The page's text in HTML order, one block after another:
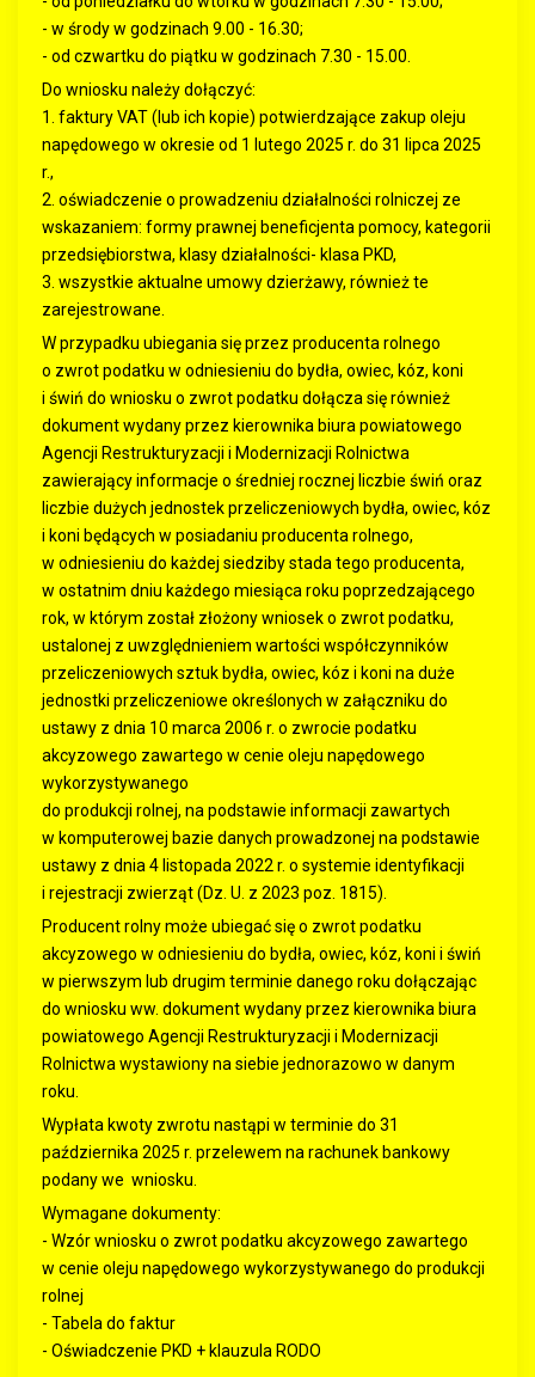
- w środy w godzinach 9.00 - 16.30;
- od czwartku do piątku w godzinach 7.30 - 15.00.
Do wniosku należy dołączyć:
1. faktury VAT (lub ich kopie) potwierdzające zakup oleju
napędowego w okresie od 1 lutego 2025 r. do 31 lipca 2025
r.,
2. oświadczenie o prowadzeniu działalności rolniczej ze
wskazaniem: formy prawnej beneficjenta pomocy, kategorii
przedsiębiorstwa, klasy działalności- klasa PKD,
3. wszystkie aktualne umowy dzierżawy, również te
zarejestrowane.
W przypadku ubiegania się przez producenta rolnego
o zwrot podatku w odniesieniu do bydła, owiec, kóz, koni
i świń do wniosku o zwrot podatku dołącza się również
dokument wydany przez kierownika biura powiatowego
Agencji Restrukturyzacji i Modernizacji Rolnictwa
zawierający informacje o średniej rocznej liczbie świń oraz
liczbie dużych jednostek przeliczeniowych bydła, owiec, kóz
i koni będących w posiadaniu producenta rolnego,
w odniesieniu do każdej siedziby stada tego producenta,
w ostatnim dniu każdego miesiąca roku poprzedzającego
rok, w którym został złożony wniosek o zwrot podatku,
ustalonej z uwzględnieniem wartości współczynników
przeliczeniowych sztuk bydła, owiec, kóz i koni na duże
jednostki przeliczeniowe określonych w załączniku do
ustawy z dnia 10 marca 2006 r. o zwrocie podatku
akcyzowego zawartego w cenie oleju napędowego
wykorzystywanego
do produkcji rolnej, na podstawie informacji zawartych
w komputerowej bazie danych prowadzonej na podstawie
ustawy z dnia 4 listopada 2022 r. o systemie identyfikacji
i rejestracji zwierząt (Dz. U. z 2023 poz. 1815).
Producent rolny może ubiegać się o zwrot podatku
akcyzowego w odniesieniu do bydła, owiec, kóz, koni i świń
w pierwszym lub drugim terminie danego roku dołączając
do wniosku ww. dokument wydany przez kierownika biura
powiatowego Agencji Restrukturyzacji i Modernizacji
Rolnictwa wystawiony na siebie jednorazowo w danym
roku.
Wypłata kwoty zwrotu nastąpi w terminie do 31
października 2025 r. przelewem na rachunek bankowy
podany we wniosku.
Wymagane dokumenty:
- Wzór wniosku o zwrot podatku akcyzowego zawartego
w cenie oleju napędowego wykorzystywanego do produkcji
rolnej
- Tabela do faktur
- Oświadczenie PKD + klauzula RODO